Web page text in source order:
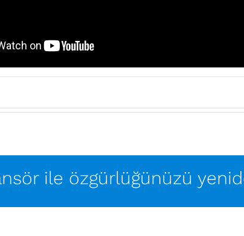
ile özgürlüğünüzü